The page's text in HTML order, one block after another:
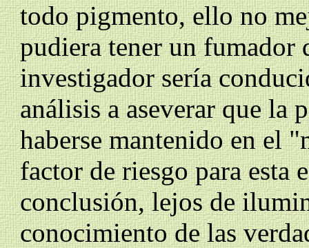
todo pigmento, ello no
pudiera tener un fumador
investigador sería
análisis a aseverar que la
haberse mantenidoen el
factor de riesgo para esta
conclusión, lejos de
conocimiento de las